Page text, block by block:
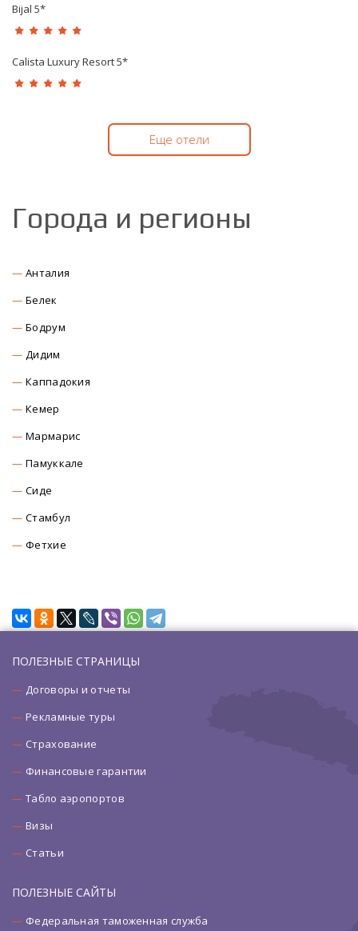
Bijal 5*
Calista Luxury Resort 5*
Еще отели
Города и регионы
Анталия
Белек
Бодрум
Дидим
Каппадокия
Кемер
Мармарис
Памуккале
Сиде
Стамбул
Фетхие
ПОЛЕЗНЫЕ СТРАНИЦЫ
Договоры и отчеты
Рекламные туры
Страхование
Финансовые гарантии
Табло аэропортов
Визы
Статьи
ПОЛЕЗНЫЕ САЙТЫ
Федеральная таможенная служба